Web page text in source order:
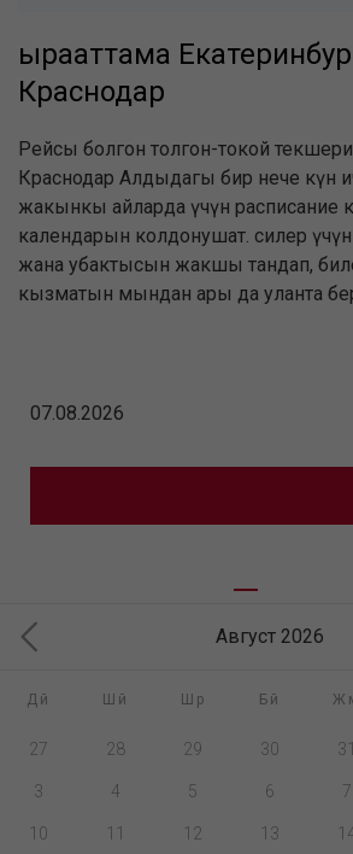
ырааттама
Краснодар
Рейсы болгон толгон-токой
Краснодар Алдыдагы бир нече күн
жакынкы айларда үчүн расписание
календарын колдонушат. силер үчүн
жана убактысын жакшы тандап,
кызматын мындан ары да уланта
Август 2026
Дй Шй Шр Бй
27 28 29 30 31
3 4 5 6 7
10 11 12 13